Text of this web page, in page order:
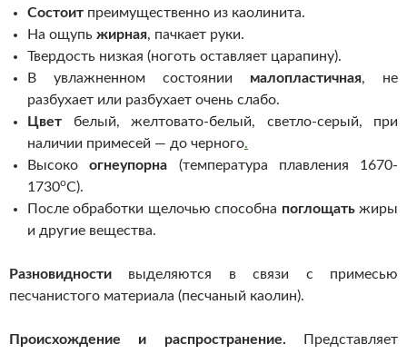
Состоит преимущественно из каолинита.
На ощупь жирная, пачкает руки.
Твердость низкая (ноготь оставляет царапину).
В увлажненном состоянии малопластичная, не
разбухает или разбухает очень слабо.
Цвет белый, желтовато-белый, светло-серый, при
наличии примесей — до черного.
Высокоогнеупорна (температура плавления 1670-
1730oС).
После обработки щелочью способна поглощатьжиры
и другие вещества.
Разновидности выделяются в связи с примесью
песчанистого материала (песчаный каолин).
Происхождение и распространение.
Представляет